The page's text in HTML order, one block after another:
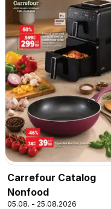
Carrefour Catalog
Nonfood
05.08. - 25.08.2026